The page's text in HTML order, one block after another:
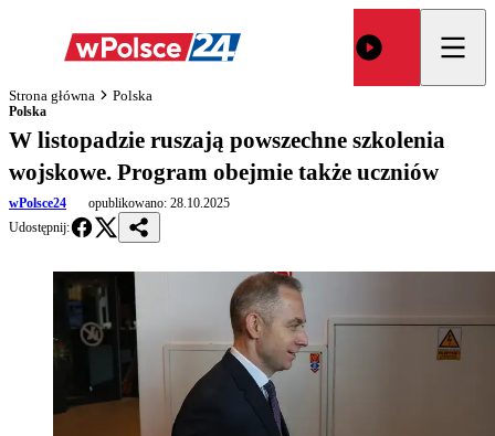
Strona główna Polska
Polska
W listopadzie ruszają powszechne szkolenia
wojskowe. Program obejmie także uczniów
wPolsce24 opublikowano: 28.10.2025
Udostępnij: